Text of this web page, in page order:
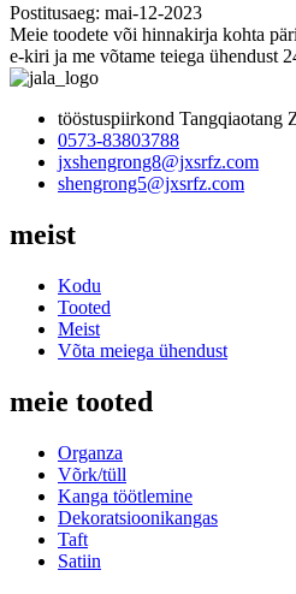
Postitusaeg: mai-12-2023
Meie toodete või hinnakirja kohta
e-kiri ja me võtame teiega ühendust
tööstuspiirkond Tangqiaotang
0573-83803788
jxshengrong8@jxsrfz.com
shengrong5@jxsrfz.com
meist
Kodu
Tooted
Meist
Võta meiega ühendust
meie tooted
Organza
Võrk/tüll
Kanga töötlemine
Dekoratsioonikangas
Taft
Satiin